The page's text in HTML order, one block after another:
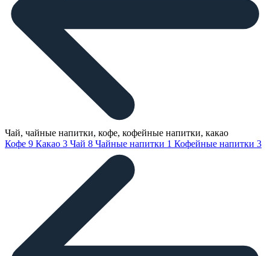
Чай, чайные напитки, кофе, кофейные напитки, какао
Кофе 9 Какао 3 Чай 8 Чайные напитки 1 Кофейные напитки 3